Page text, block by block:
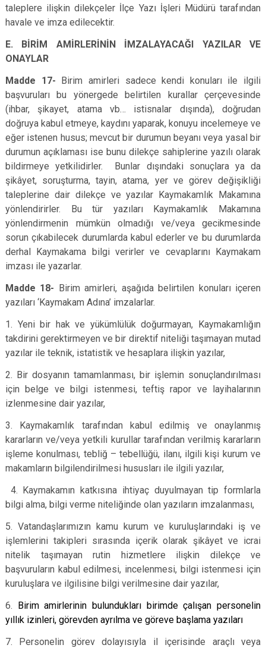
taleplere ilişkin dilekçeler İlçe Yazı İşleri Müdürü tarafından
havale ve imza edilecektir.
E. BİRİM AMİRLERİNİN İMZALAYACAĞI YAZILAR VE
ONAYLAR
Madde 17- Birim amirleri sadece kendi konuları ile ilgili
başvuruları bu yönergede belirtilen kurallar çerçevesinde
(ihbar, şikayet, atama vb… istisnalar dışında), doğrudan
doğruya kabul etmeye, kaydını yaparak, konuyu incelemeye ve
eğer istenen husus; mevcut bir durumun beyanı veya yasal bir
durumun açıklaması ise bunu dilekçe sahiplerine yazılı olarak
bildirmeye yetkilidirler. Bunlar dışındaki sonuçlara ya da
şikâyet, soruşturma, tayin, atama, yer ve görev değişikliği
taleplerine dair dilekçe ve yazılar Kaymakamlık Makamına
yönlendirirler. Bu tür yazıları Kaymakamlık Makamına
yönlendirmenin mümkün olmadığı ve/veya gecikmesinde
sorun çıkabilecek durumlarda kabul ederler ve bu durumlarda
derhal Kaymakama bilgi verirler ve cevaplarını Kaymakam
imzası ile yazarlar.
Madde 18- Birim amirleri, aşağıda belirtilen konuları içeren
yazıları ‘Kaymakam Adına’ imzalarlar.
1. Yeni bir hak ve yükümlülük doğurmayan, Kaymakamlığın
takdirini gerektirmeyen ve bir direktif niteliği taşımayan mutad
yazılar ile teknik, istatistik ve hesaplara ilişkin yazılar,
2. Bir dosyanın tamamlanması, bir işlemin sonuçlandırılması
için belge ve bilgi istenmesi, teftiş rapor ve layihalarının
izlenmesine dair yazılar,
3. Kaymakamlık tarafından kabul edilmiş ve onaylanmış
kararların ve/veya yetkili kurullar tarafından verilmiş kararların
işleme konulması, tebliğ – tebellüğü, ilanı, ilgili kişi kurum ve
makamların bilgilendirilmesi hususları ile ilgili yazılar,
4. Kaymakamın katkısına ihtiyaç duyulmayan tip formlarla
bilgi alma, bilgi verme niteliğinde olan yazıların imzalanması,
5. Vatandaşlarımızın kamu kurum ve kuruluşlarındaki iş ve
işlemlerini takipleri sırasında içerik olarak şikâyet ve icrai
nitelik taşımayan rutin hizmetlere ilişkin dilekçe ve
başvuruların kabul edilmesi, incelenmesi, bilgi istenmesi için
kuruluşlara ve ilgilisine bilgi verilmesine dair yazılar,
6. Birim amirlerinin bulundukları birimde çalışan personelin
yıllık izinleri, görevden ayrılma ve göreve başlama yazıları
7. Personelin görev dolayısıyla il içerisinde araçlı veya